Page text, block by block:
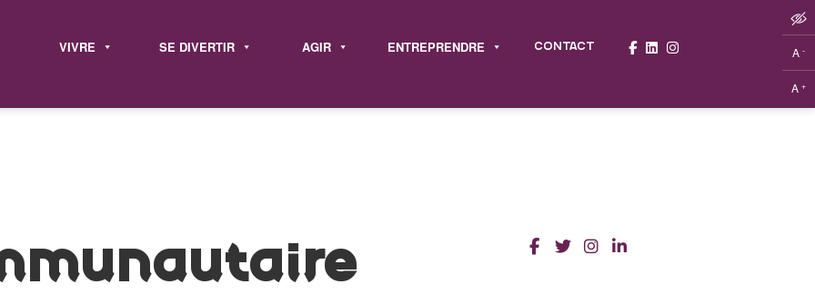
VIVRE SE DIVERTIR AGIR ENTREPRENDRE CONTACT A -
A +